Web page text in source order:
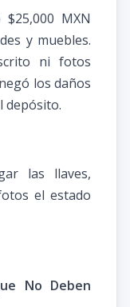
MXN
y muebles.
ni fotos
los daños
depósito.
las llaves,
el estado
No Deben